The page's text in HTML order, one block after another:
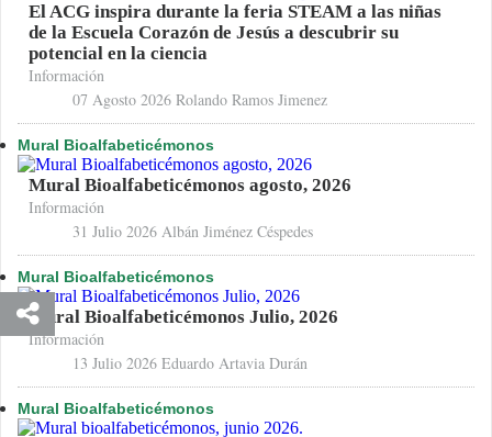
El ACG inspira durante la feria STEAM a las niñas
de la Escuela Corazón de Jesús a descubrir su
potencial en la ciencia
Información
07 Agosto 2026 Rolando Ramos Jimenez
Mural Bioalfabeticémonos
Mural Bioalfabeticémonos agosto, 2026
Información
31 Julio 2026 Albán Jiménez Céspedes
Mural Bioalfabeticémonos
Mural Bioalfabeticémonos Julio, 2026
Información
13 Julio 2026 Eduardo Artavia Durán
Mural Bioalfabeticémonos